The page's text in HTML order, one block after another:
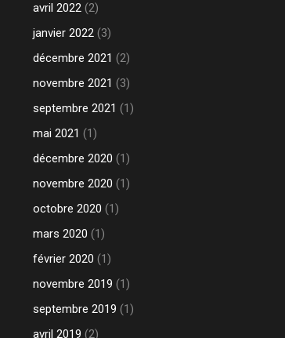
avril 2022 (2)
janvier 2022 (3)
décembre 2021 (2)
novembre 2021 (3)
septembre 2021 (1)
mai 2021 (1)
décembre 2020 (1)
novembre 2020 (1)
octobre 2020 (1)
mars 2020 (1)
février 2020 (1)
novembre 2019 (1)
septembre 2019 (1)
avril 2019 (2)